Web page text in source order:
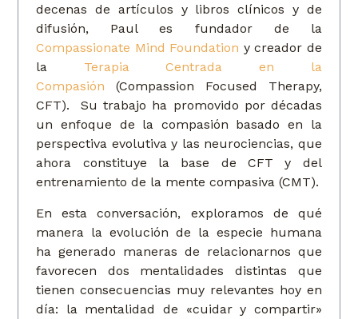
decenas de artículos y libros clínicos y de
difusión, Paul es fundador de la
Compassionate Mind Foundation y creador de
la Terapia Centrada en la
Compasión(Compassion Focused Therapy,
CFT). Su trabajo ha promovido por décadas
un enfoque de la compasión basado en la
perspectiva evolutiva y las neurociencias, que
ahora constituye la base de CFT y del
entrenamiento de la mente compasiva (CMT).
En esta conversación, exploramos de qué
manera la evolución de la especie humana
ha generado maneras de relacionarnos que
favorecen dos mentalidades distintas que
tienen consecuencias muy relevantes hoy en
día: la mentalidad de «cuidar y compartir»